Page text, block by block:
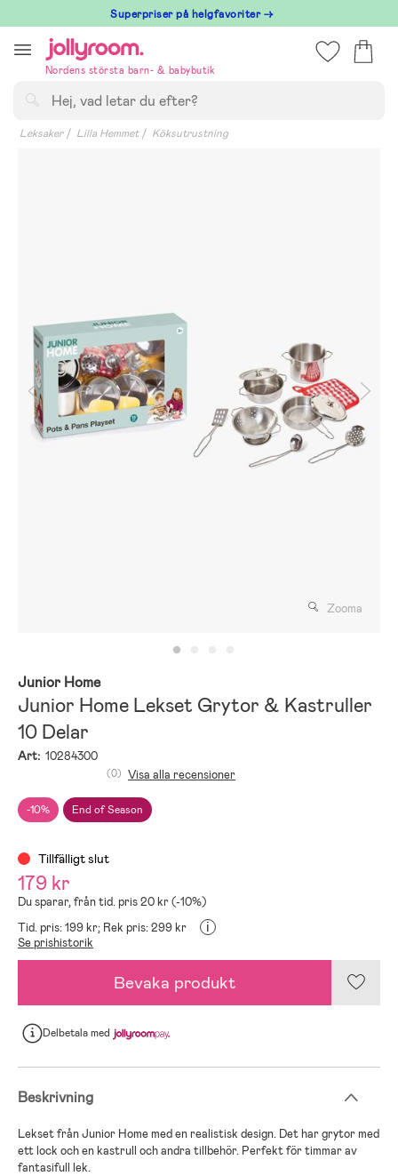
till
innehållet
Superpriser på helgfavoriter →
Nordens största barn- & babybutik
Leksaker Lilla Hemmet Köksutrustning
Zooma
Junior Home
Junior Home Lekset Grytor & Kastruller
10 Delar
Art: 10284300
-10% End of Season
(0) Visa alla recensioner
Tillfälligt slut
179 kr
Du sparar, från tid. pris 20 kr (-10%)
Tid. pris: 199 kr; Rek pris: 299 kr i
Se prishistorik
Bevaka produkt
Delbetalamed
Beskrivning
Lekset från Junior Home med en realistisk design. Det har grytor med
ett lock och en kastrull och andra tillbehör. Perfekt för timmar av
fantasifull lek.